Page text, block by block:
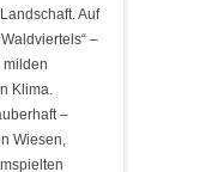
Auf
–
milden
Klima.
–
Wiesen,